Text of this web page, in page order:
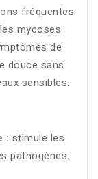
fréquentes
mycoses
de
douce sans
sensibles.
: stimule les
pathogènes.